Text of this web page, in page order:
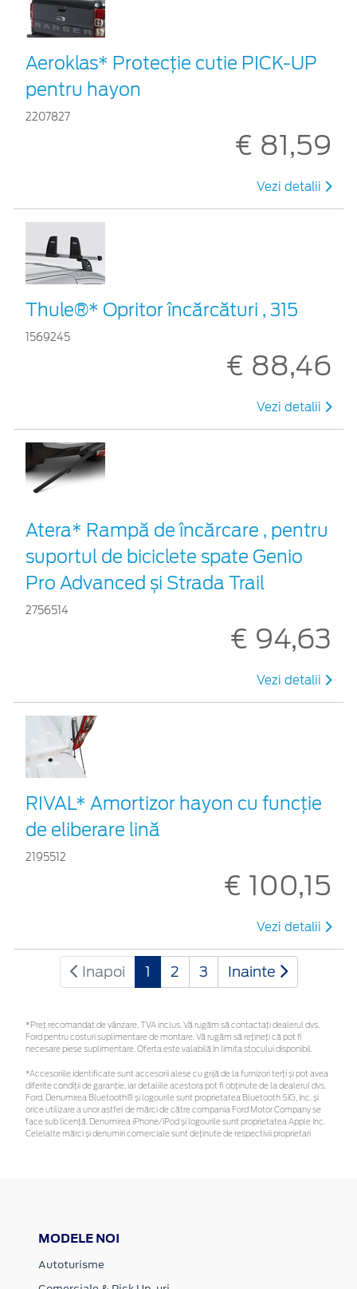
Aeroklas* Protecţie cutie PICK-UP
pentru hayon
2207827
€ 81,59
Vezi detalii
Thule®* Opritor încărcături , 315
1569245
€ 88,46
Vezi detalii
Atera* Rampă de încărcare , pentru
suportul de biciclete spate Genio
Pro Advanced și Strada Trail
2756514
€ 94,63
Vezi detalii
RIVAL* Amortizor hayon cu funcție
de eliberare lină
2195512
€ 100,15
Vezi detalii
Inapoi 1 2 3 Inainte
*Preţ recomandat de vânzare, TVA inclus. Vă rugăm să contactaţi dealerul dvs.
Ford pentru costuri suplimentare de montare. Vă rugăm să rețineți că pot fi
necesare piese suplimentare. Oferta este valabilă în limita stocului disponibil.
*Accesoriile identificate sunt accesorii alese cu grijă de la furnizori terți și pot avea
diferite condiții de garanție, iar detaliile acestora pot fi obținute de la dealerul dvs.
Ford. Denumirea Bluetooth® și logourile sunt proprietatea Bluetooth SIG, Inc. și
orice utilizare a unor astfel de mărci de către compania Ford Motor Company se
face sub licență. Denumirea iPhone/iPod și logourile sunt proprietatea Apple Inc.
Celelalte mărci și denumiri comerciale sunt deținute de respectivii proprietari
MODELE NOI
Autoturisme